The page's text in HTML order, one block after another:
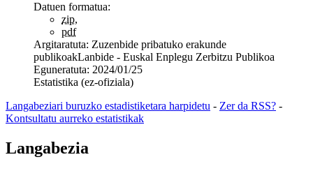
Datuen formatua:
zip,
pdf
Argitaratuta: Zuzenbide pribatuko erakunde
publikoakLanbide - Euskal Enplegu Zerbitzu Publikoa
Eguneratuta: 2024/01/25
Estatistika (ez-ofiziala)
Langabeziari buruzko estadistiketara harpidetu - Zer da RSS? -
Kontsultatu aurreko estatistikak
Langabezia